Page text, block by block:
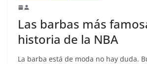
Las barbas más
historia de la NBA
La barba está de moda no hay duda.